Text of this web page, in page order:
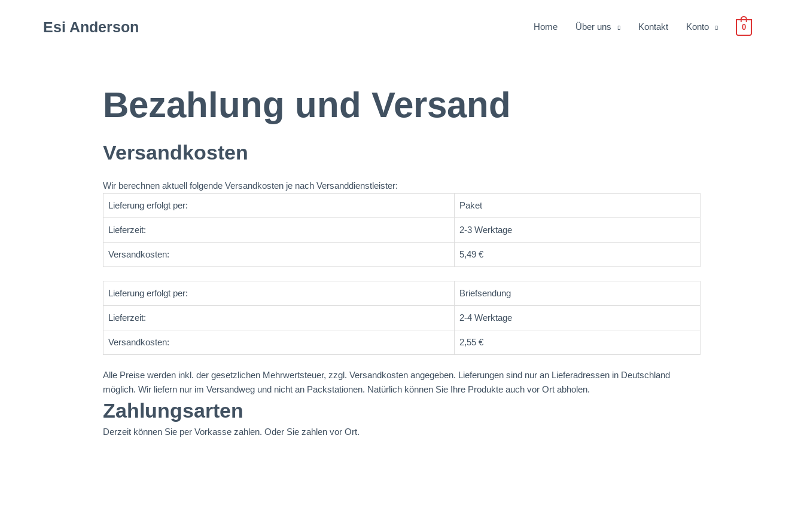
Esi Anderson Home Über uns Kontakt Konto 0
Bezahlung und Versand
Versandkosten
Wir berechnen aktuell folgende Versandkosten je nach Versanddienstleister:
Lieferung erfolgt per:
Paket
Lieferzeit: 2-3 Werktage
Versandkosten: 5,49 €
Lieferung erfolgt per: Briefsendung
Lieferzeit: 2-4 Werktage
Versandkosten: 2,55 €
Alle Preise werden inkl. der gesetzlichen Mehrwertsteuer, zzgl. Versandkosten angegeben. Lieferungen sind nur an Lieferadressen in Deutschland
möglich. Wir liefern nur im Versandweg und nicht an Packstationen. Natürlich können Sie Ihre Produkte auch vor Ort abholen.
Zahlungsarten
Derzeit können Sie per Vorkasse zahlen. Oder Sie zahlen vor Ort.